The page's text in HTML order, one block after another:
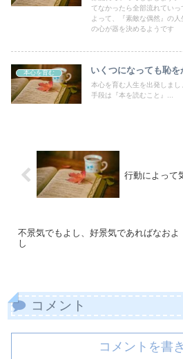
てなかったら全部流れてい
よって、『素敵な偶然』の
の心が器を決めるようです
本心を育む いくつになっても恥
本心を育む人生を出発しま
手段は『本を読むこと』...
行動によって
不景気でもよし、好景気であればなおよ
し
コメント
コメントを書